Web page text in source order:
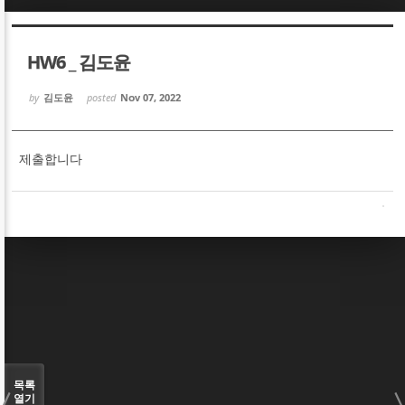
HW6 _ 김도윤
by 김도윤 posted Nov 07, 2022
제출합니다
목록
열기
Sketchbook5, 스케치북5
Sketchbook5, 스케치북5
Sketchbook5, 스케치북5
Sketchbook5, 스케치북5